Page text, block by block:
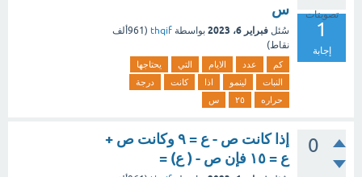
تصويتات
1
إجابة
س
سُئل فبراير 6، 2023 بواسطة thqif
( 961ألف
نقاط)
كم عدد الايام التي
يحتاجها
النبات
لينمو اذا كانت
درجة
حراره
٢٥ س
0
إذا كانت ص - ع = ٩ وكانت ص +
ع = ١٥ فإن ص - ( ع) =